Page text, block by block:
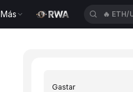
Más 🔥 ETH/
Gastar